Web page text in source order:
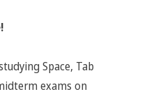
Space, Tab
exams on